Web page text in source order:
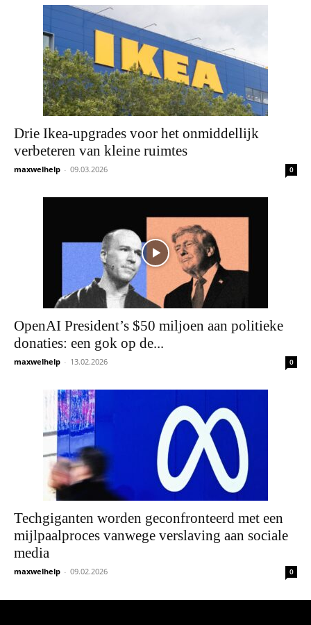
Drie Ikea-upgrades voor het onmiddellijk
verbeteren van kleine ruimtes
maxwelhelp - 09.03.2026 0
OpenAI President’s $50 miljoen aan politieke
donaties: een gok op de...
maxwelhelp - 13.02.2026 0
Techgiganten worden geconfronteerd met een
mijlpaalproces vanwege verslaving aan sociale
media
maxwelhelp - 09.02.2026 0